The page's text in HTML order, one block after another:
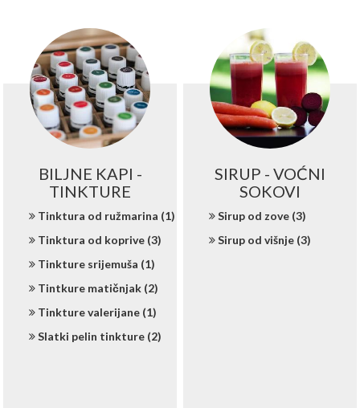
BILJNE KAPI -
TINKTURE
Tinktura od ružmarina (1)
Tinktura od koprive (3)
Tinkture srijemuša (1)
Tintkure matičnjak (2)
Tinkture valerijane (1)
Slatki pelin tinkture (2)
SIRUP - VOĆNI
SOKOVI
Sirup od zove (3)
Sirup od višnje (3)